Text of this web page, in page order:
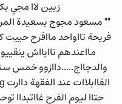
زيين لاا مجي
"" مسعود مجوج بسعيدة
فريحة تااواحد ماافرح حييت
مااعندهم تاابااش
والدجااج.....داازوو خمس
حتاا ليوم الفرح غااتبداا